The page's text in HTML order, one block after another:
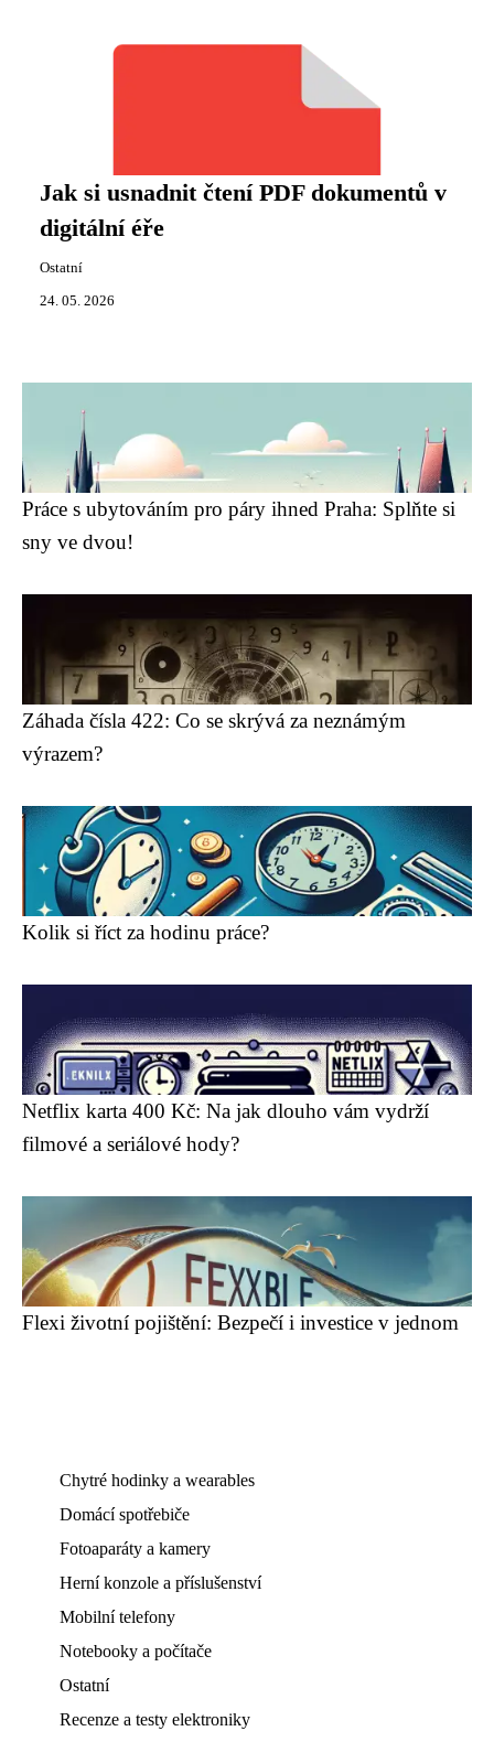
Jak si usnadnit čtení PDF dokumentů v
digitální éře
Ostatní
24. 05. 2026
Práce s ubytováním pro páry ihned Praha: Splňte si
sny ve dvou!
Záhada čísla 422: Co se skrývá za neznámým
výrazem?
Kolik si říct za hodinu práce?
Netflix karta 400 Kč: Na jak dlouho vám vydrží
filmové a seriálové hody?
Flexi životní pojištění: Bezpečí i investice v jednom
Chytré hodinky a wearables
Domácí spotřebiče
Fotoaparáty a kamery
Herní konzole a příslušenství
Mobilní telefony
Notebooky a počítače
Ostatní
Recenze a testy elektroniky